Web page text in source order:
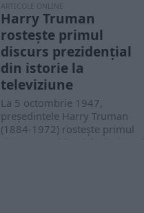
ARTICOLE ONLINE
Harry Truman
rostește primul
discurs prezidențial
din istorie la
televiziune
La 5 octombrie 1947,
președintele Harry Truman
(1884-1972) rostește primul
discurs prezidențial televizat de